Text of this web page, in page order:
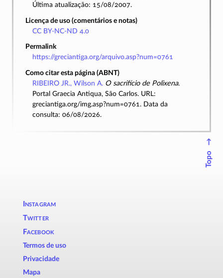
Última atualização: 15/08/2007.
Licença de uso (comentários e notas)
CC BY-NC-ND 4.0
Permalink
https://greciantiga.org/arquivo.asp?num=0761
Como citar esta página (ABNT)
RIBEIRO JR., Wilson A. O sacrifício de Polixena.
Portal Graecia Antiqua, São Carlos. URL:
greciantiga.org/img.asp?num=0761. Data da
consulta: 06/08/2026.
↑
Topo
Instagram
Twitter
Facebook
Termos de uso
Privacidade
Mapa